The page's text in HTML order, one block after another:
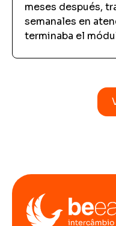
meses después,
semanales en
terminaba el